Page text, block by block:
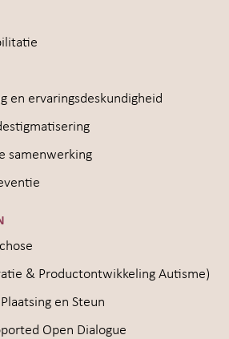
en ervaringsdeskundigheid
samenwerking
& Productontwikkeling Autisme)
en Steun
Open Dialogue